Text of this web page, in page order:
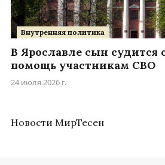
Внутренняя политика
В Ярославле сын судится
помощь участникам СВО
24 июля 2026 г.
Новости МирТесен